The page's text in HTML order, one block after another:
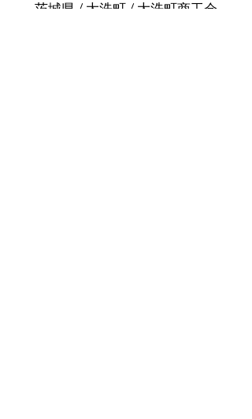
茨城県 / 大洗町 / 大洗町商工会